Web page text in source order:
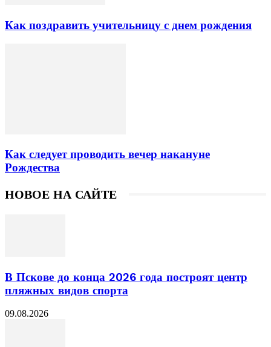
Как поздравить учительницу с днем рождения
Как следует проводить вечер накануне
Рождества
НОВОЕ НА САЙТЕ
В Пскове до конца 2026 года построят центр
пляжных видов спорта
09.08.2026